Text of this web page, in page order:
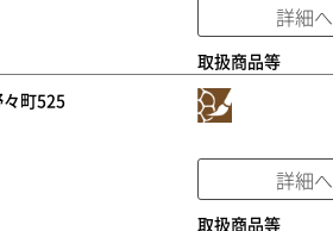
詳細へ
町525
取扱商品等
詳細へ
取扱商品等